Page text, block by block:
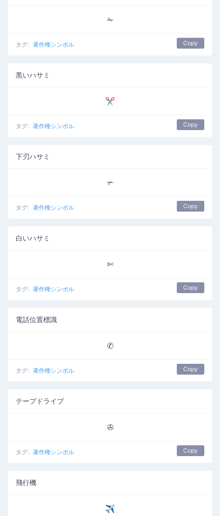
✁
タグ: 著作権シンボル Copy
黒いハサミ
✂
タグ: 著作権シンボル Copy
下刃ハサミ
✃
タグ: 著作権シンボル Copy
白いハサミ
✄
タグ: 著作権シンボル Copy
電話位置標識
✆
タグ: 著作権シンボル Copy
テープドライブ
✇
タグ: 著作権シンボル Copy
飛行機
✈